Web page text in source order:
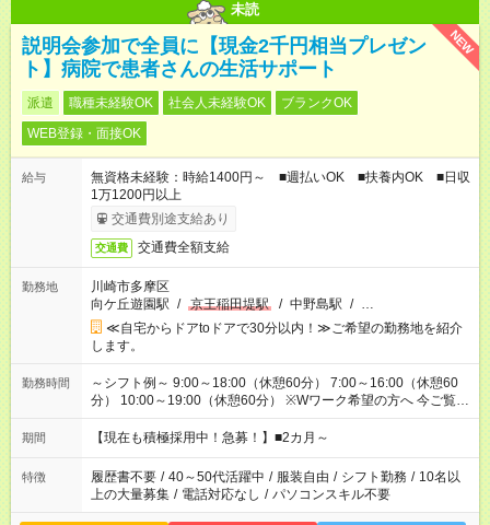
未読
NEW
説明会参加で全員に【現金2千円相当プレゼン
ト】病院で患者さんの生活サポート
派遣 職種未経験OK 社会人未経験OK
ブランクOK
WEB登録・面接OK
給与
無資格未経験：時給1400円～ ■週払いOK ■扶養内OK ■日収
1万1200円以上
交通費別途支給あり
交通費 交通費全額支給
勤務地
川崎市多摩区
向ケ丘遊園駅 / 京王稲田堤駅 / 中野島駅 / …
≪自宅からドアtoドアで30分以内！≫ご希望の勤務地を紹介
します。
勤務時間
～シフト例～ 9:00～18:00（休憩60分） 7:00～16:00（休憩60
分） 10:00～19:00（休憩60分） ※Wワーク希望の方へ 今ご覧の
お仕事で希望する勤務時間と、もう1つのお仕事の勤務時間の合
計が 週40時間を超えなければOKです。
期間 【現在も積極採用中！急募！】■2カ月～
特徴 履歴書不要 / 40～50代活躍中 / 服装自由 / シフト勤務 / 10名以
上の大量募集 / 電話対応なし / パソコンスキル不要